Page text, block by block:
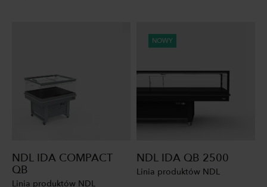
NDL IDA COMPACT
QB
Linia produktów NDL
NOWY
NDL IDA QB 2500
Linia produktów NDL